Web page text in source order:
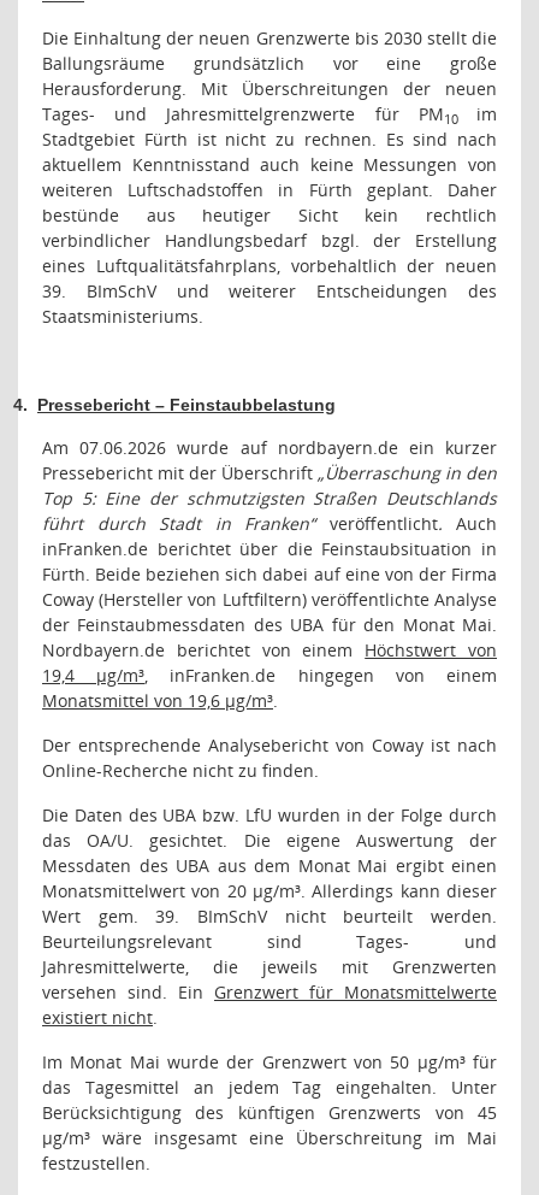
Die Einhaltung der neuen Grenzwerte bis 2030 stellt die
Ballungsräume grundsätzlich vor eine große
Herausforderung. Mit Überschreitungen der neuen
Tages- und Jahresmittelgrenzwerte für PM10 im
Stadtgebiet Fürth ist nicht zu rechnen. Es sind nach
aktuellem Kenntnisstand auch keine Messungen von
weiteren Luftschadstoffen in Fürth geplant. Daher
bestünde aus heutiger Sicht kein rechtlich
verbindlicher Handlungsbedarf bzgl. der Erstellung
eines Luftqualitätsfahrplans, vorbehaltlich der neuen
39. BImSchV und weiterer Entscheidungen des
Staatsministeriums.
4. Pressebericht – Feinstaubbelastung
Am 07.06.2026 wurde auf nordbayern.de ein kurzer
Pressebericht mit der Überschrift „Überraschung in den
Top 5: Eine der schmutzigsten Straßen Deutschlands
führt durch Stadt in Franken“veröffentlicht. Auch
inFranken.de berichtet über die Feinstaubsituation in
Fürth. Beide beziehen sich dabei auf eine von der Firma
Coway (Hersteller von Luftfiltern) veröffentlichte Analyse
der Feinstaubmessdaten des UBA für den Monat Mai.
Nordbayern.de berichtet von einem Höchstwert von
19,4 µg/m³, inFranken.de hingegen von einem
Monatsmittel von 19,6 µg/m³.
Der entsprechende Analysebericht von Coway ist nach
Online-Recherche nicht zu finden.
Die Daten des UBA bzw. LfU wurden in der Folge durch
das OA/U. gesichtet. Die eigene Auswertung der
Messdaten des UBA aus dem Monat Mai ergibt einen
Monatsmittelwert von 20 µg/m³. Allerdings kann dieser
Wert gem. 39. BImSchV nicht beurteilt werden.
Beurteilungsrelevant sind Tages- und
Jahresmittelwerte, die jeweils mit Grenzwerten
versehen sind. Ein Grenzwert für Monatsmittelwerte
existiert nicht.
Im Monat Mai wurde der Grenzwert von 50 µg/m³ für
das Tagesmittel an jedem Tag eingehalten. Unter
Berücksichtigung des künftigen Grenzwerts von 45
µg/m³ wäre insgesamt eine Überschreitung im Mai
festzustellen.